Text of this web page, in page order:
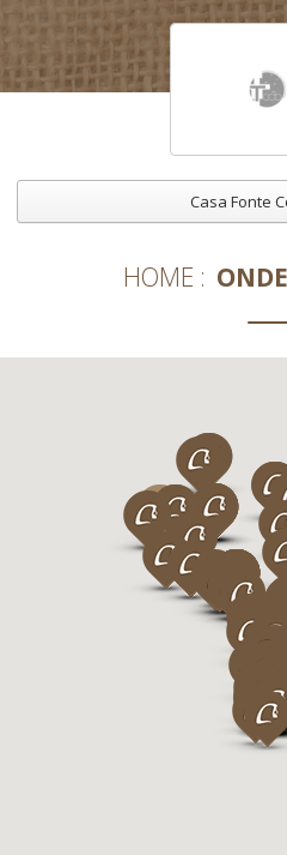
Casa Fonte
HOME